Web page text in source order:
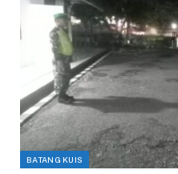
BATANG KUIS